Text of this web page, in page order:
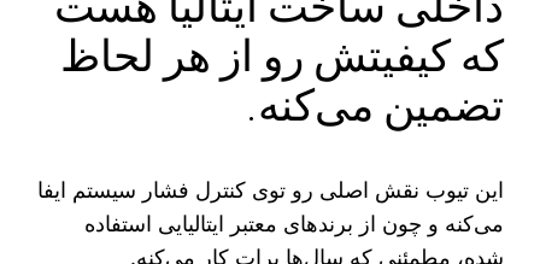
که کیفیتش رو از هر لحاظ
تضمین می‌کنه.
این تیوب نقش اصلی رو توی کنترل فشار سیستم ایفا
می‌کنه و چون از برندهای معتبر ایتالیایی استفاده
شده، مطمئنی که سال‌ها برات کار می‌کنه.